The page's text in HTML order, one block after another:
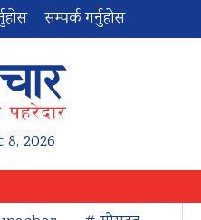
सम्पर्क गर्नुहोस
2026